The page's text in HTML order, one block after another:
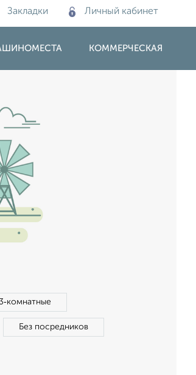
Закладки Личный кабинет
КОММЕРЧЕСКАЯ
Без посредников